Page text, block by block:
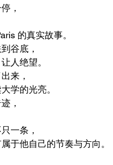
，
的真实故事。
谷底，
人绝望。
来，
学的光亮。
，
一条，
于他自己的节奏与方向。